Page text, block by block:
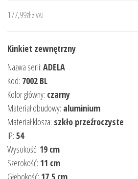
177,99zł z VAT
Kinkiet zewnętrzny
Nazwa serii:ADELA
Kod: 7002 BL
Kolor główny: czarny
Materiał obudowy: aluminium
Materiał klosza: szkło przeźroczyste
IP: 54
Wysokość: 19 cm
Szerokość: 11 cm
Głębokość: 17,5 cm